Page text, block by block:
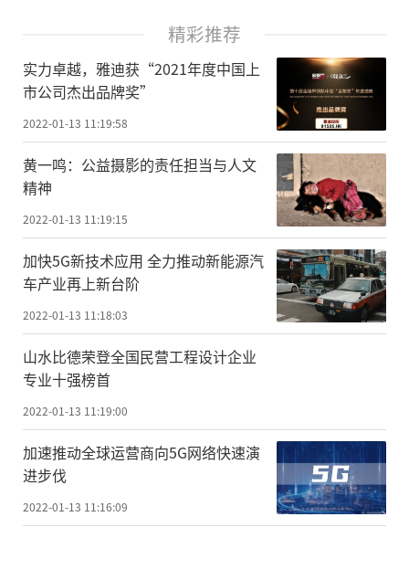
精彩推荐
实力卓越，雅迪获“2021年度中国上
市公司杰出品牌奖”
2022-01-13 11:19:58
黄一鸣：公益摄影的责任担当与人文
精神
2022-01-13 11:19:15
加快5G新技术应用 全力推动新能源汽
车产业再上新台阶
2022-01-13 11:18:03
山水比德荣登全国民营工程设计企业
专业十强榜首
2022-01-13 11:19:00
加速推动全球运营商向5G网络快速演
进步伐
2022-01-13 11:16:09